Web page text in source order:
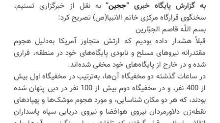
به گزارش پایگاه خبری “ججین”به نقل از خبرگزاری تسنیم،
سخنگوی قرارگاه مرکزی خاتم الانبیا(ص) تصریح کرد:
بسم اللّه قاصم الجبّارین
قبلاً هشدار داده بودیم که ارتش متجاوز آمریکا به‌دلیل هجوم
مقتدرانه نیروهای مسلح و نابودی پایگاه‌های خود در منطقه، فراری
شده و در خارج از پایگاه‌های خود مخفی شده‌اند.
در ساعات گذشته دو مخفیگاه آن‌ها، به‌ترتیب در مخفیگاه اول بیش
از 400 نفر، و در مخفیگاه دوم بیش از 100 نفر در دبی پنهان شده
بودند، که هر دو مکان شناسایی، و مورد هجوم موشک‌ها و پهپادهای
نقطه‌زن دلاورمردان نیروی هوافضا و نیروی دریایی سپاه پاسداران